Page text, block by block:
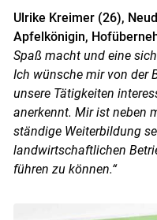
Ulrike Kreimer (26),
Apfelkönigin,
Spaß macht und eine
Ich wünsche mir von der
unsere Tätigkeiten
anerkennt. Mir ist neben
ständige Weiterbildung
landwirtschaftlichen
führen zu können.“